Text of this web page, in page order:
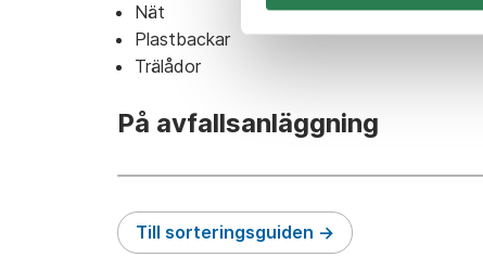
Nät
Plastbackar
Trälådor
På avfallsanläggning
Till sorteringsguiden